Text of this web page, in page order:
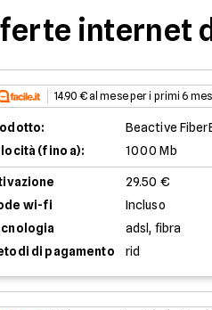
internet
14.90 € al mese per i primi 6
Beactive
(fino a):
1000 Mb
29.50 €
wi-fi
Incluso
adsl, fibra
di pagamento
rid